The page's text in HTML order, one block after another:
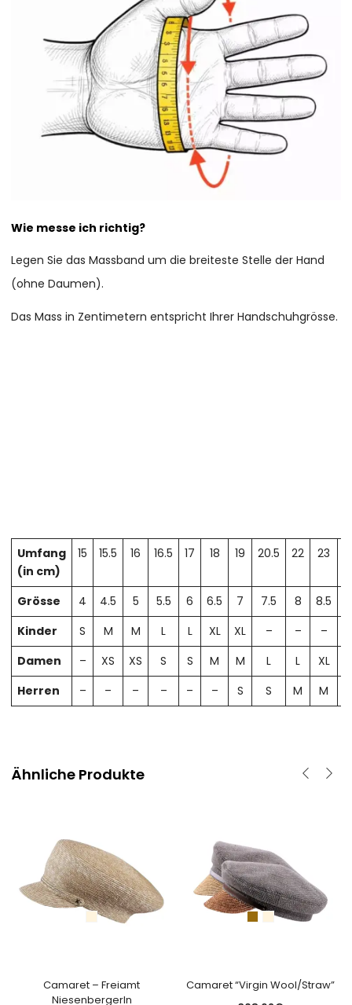
Wie messe ich richtig?
Legen Sie das Massband um die breiteste Stelle der Hand
(ohne Daumen).
Das Mass in Zentimetern entspricht Ihrer Handschuhgrösse.
Umfang
(in cm)
15 15.5 16 16.5 17 18 19 20.5 22 23
Grösse 4 4.5 5 5.5 6 6.5 7 7.5 8 8.5
Kinder
S M M L L XL XL – – –
Damen
– XS XS S S M M L L XL
Herren
– – – – – – S S M M
Ähnliche Produkte
Camaret – Freiamt
NiesenbergerIn
Camaret “Virgin Wool/Straw”